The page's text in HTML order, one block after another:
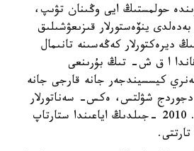
حولمستىڭ ايى وڭىنان تۋىپ،
ينۆەستورلار قىزىعۋشىلىق
ديرەكتورلار كەڭەسىنە تانىمال
ا ق ش- تىڭ بۇرىنعى
كيسسيندجەر جانە قارجى جانە
دجوردج شۋلتس، ەكس- سەناتورلار
سەم نۋنن، بيلل فريست. 2010 -جىلدىڭ اياعىندا ستارتاپ